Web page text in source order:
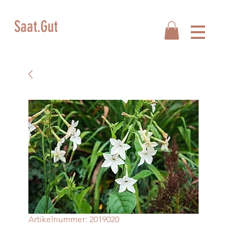
Saat.Gut
Artikelnummer: 2019020